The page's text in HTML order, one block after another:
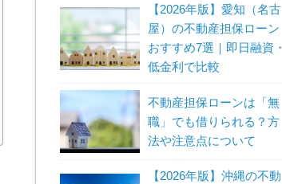
【2026年版】愛知（名古
屋）の不動産担保ローン
おすすめ7選｜即日融資・
低金利で比較
不動産担保ローンは「無
職」でも借りられる？方
法や注意点について
【2026年版】沖縄の不動